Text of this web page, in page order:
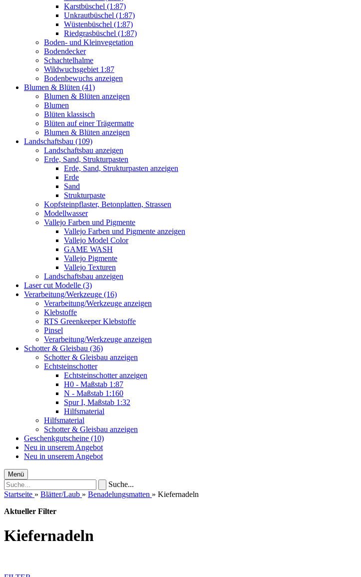
Karstbüschel (1:87)
Unkrautbüschel (1:87)
Wüstenbüschel (1:87)
Riedgrasbüschel (1:87)
Boden- und Kleinvegetation
Bodendecker
Schachtelhalme
Wildwuchsgebiet 1:87
Bodenbewuchs anzeigen
Blumen & Blüten (41)
Blumen & Blüten anzeigen
Blumen
Blüten klassisch
Blüten auf einer Trägermatte
Blumen & Blüten anzeigen
Landschaftsbau (109)
Landschaftsbau anzeigen
Erde, Sand, Strukturpasten
Erde, Sand, Strukturpasten anzeigen
Erde
Sand
Strukturpaste
Kopfsteinpflaster, Betonplatten, Strassen
Modellwasser
Vallejo Farben und Pigmente
Vallejo Farben und Pigmente anzeigen
Vallejo Model Color
GAME WASH
Vallejo Pigmente
Vallejo Texturen
Landschaftsbau anzeigen
Laser cut Modelle (3)
Verarbeitung/Werkzeuge (16)
Verarbeitung/Werkzeuge anzeigen
Klebstoffe
RTS Greenkeeper Klebstoffe
Pinsel
Verarbeitung/Werkzeuge anzeigen
Schotter & Gleisbau (36)
Schotter & Gleisbau anzeigen
Echtsteinschotter
Echtsteinschotter anzeigen
H0 - Maßstab 1:87
N - Maßstab 1:160
Spur I, Maßstab 1:32
Hilfsmaterial
Hilfsmaterial
Schotter & Gleisbau anzeigen
Geschenkgutscheine (10)
Neu in unserem Angebot
Neu in unserem Angebot
Menü
Suche...
Startseite » Blätter/Laub » Benadelungsmatten » Kiefernadeln
Aktueller Filter
Kiefernadeln